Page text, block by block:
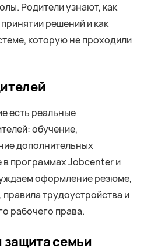
Родители узнают, как
решений и как
которую не проходили
есть реальные
обучение,
дополнительных
в программах Jobcenter и
оформление резюме,
трудоустройства и
рабочего права.
семьи